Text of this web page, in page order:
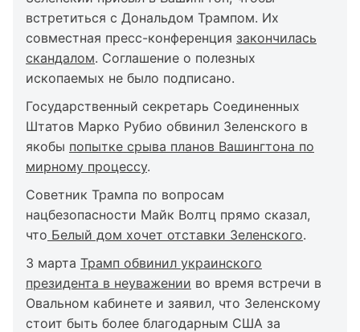
встретиться с Дональдом Трампом. Их
совместная пресс-конференция закончилась
скандалом. Соглашение о полезных
ископаемых не было подписано.
Государственный секретарь Соединенных
Штатов Марко Рубио обвинил Зеленского в
якобы попытке срыва планов Вашингтона по
мирному процессу.
Советник Трампа по вопросам
нацбезопасности Майк Волтц прямо сказал,
что Белый дом хочет отставки Зеленского.
3 марта Трамп обвинил украинского
президента в неуважении во время встречи в
Овальном кабинете и заявил, что Зеленскому
стоит быть более благодарным США за